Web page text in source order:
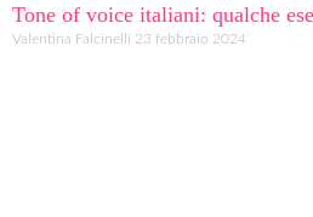
Tone of voice italiani: qualche
Valentina Falcinelli 23 febbraio 2024